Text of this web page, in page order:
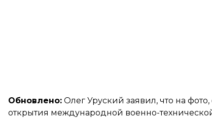
Обновлено: Олег Уруский заявил, что на
открытия международной военно-